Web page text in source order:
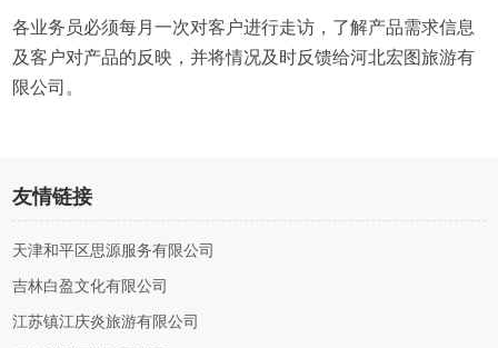
各业务员必须每月一次对客户进行走访，了解产品需求信息
及客户对产品的反映，并将情况及时反馈给河北宏图旅游有
限公司。
友情链接
天津和平区思源服务有限公司
吉林白盈文化有限公司
江苏镇江庆炎旅游有限公司